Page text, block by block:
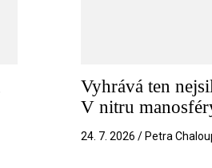
Vyhrává ten
V nitru
24. 7. 2026 / Petra